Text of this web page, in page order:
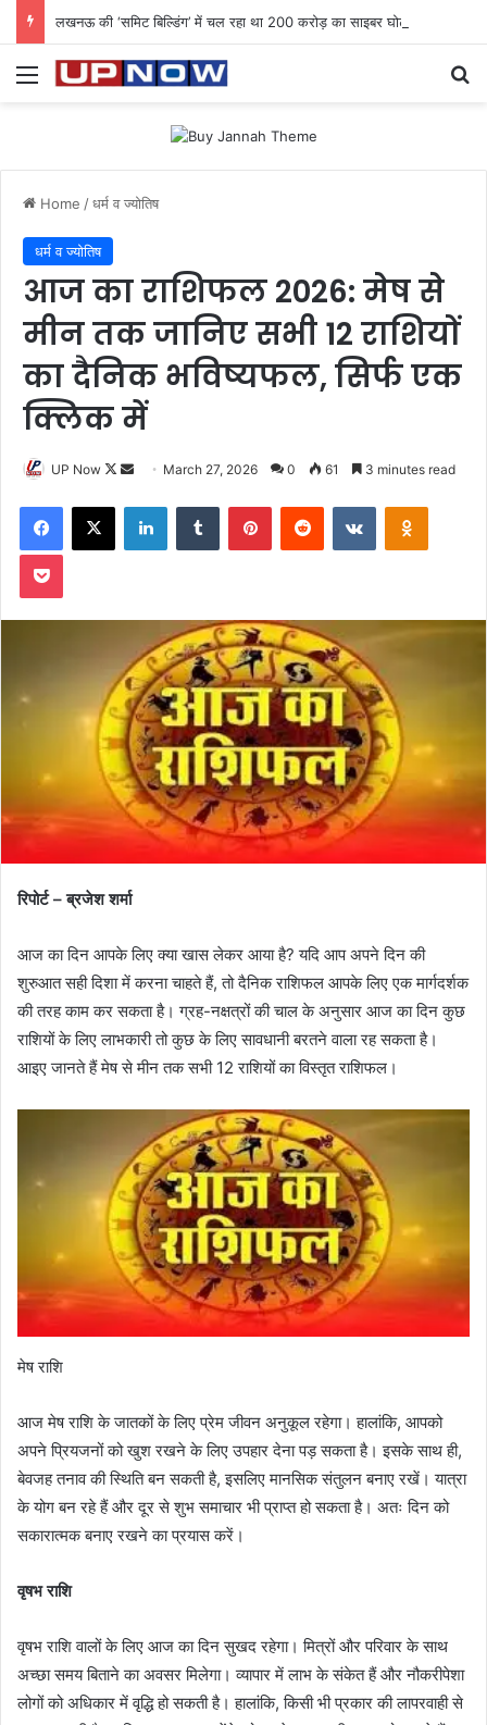
Menu
Home /धर्म व ज्योतिष
धर्म व ज्योतिष
आज का राशिफल 2026: मेष से
मीन तक जानिए सभी 12 राशियों
का दैनिक भविष्यफल, सिर्फ एक
क्लिक में
UP Now
Follow
Send
email
March 27, 2026 0 61 3 minutes read
Facebook
X LinkedInTumblr PinterestReddit VKontakte
Pocket
रिपोर्ट – ब्रजेश शर्मा
आज का दिन आपके लिए क्या खास लेकर आया है? यदि आप अपने दिन की
शुरुआत सही दिशा में करना चाहते हैं, तो दैनिक राशिफल आपके लिए एक मार्गदर्शक
की तरह काम कर सकता है। ग्रह-नक्षत्रों की चाल के अनुसार आज का दिन कुछ
राशियों के लिए लाभकारी तो कुछ के लिए सावधानी बरतने वाला रह सकता है।
आइए जानते हैं मेष से मीन तक सभी 12 राशियों का विस्तृत राशिफल।
मेष राशि
आज मेष राशि के जातकों के लिए प्रेम जीवन अनुकूल रहेगा। हालांकि, आपको
अपने प्रियजनों को खुश रखने के लिए उपहार देना पड़ सकता है। इसके साथ ही,
बेवजह तनाव की स्थिति बन सकती है, इसलिए मानसिक संतुलन बनाए रखें। यात्रा
के योग बन रहे हैं और दूर से शुभ समाचार भी प्राप्त हो सकता है। अतः दिन को
सकारात्मक बनाए रखने का प्रयास करें।
वृषभ राशि
वृषभ राशि वालों के लिए आज का दिन सुखद रहेगा। मित्रों और परिवार के साथ
अच्छा समय बिताने का अवसर मिलेगा। व्यापार में लाभ के संकेत हैं और नौकरीपेशा
लोगों को अधिकार में वृद्धि हो सकती है। हालांकि, किसी भी प्रकार की लापरवाही से